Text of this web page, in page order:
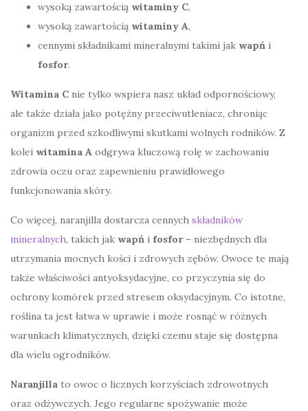
wysoką zawartością witaminy C,
wysoką zawartością witaminy A,
cennymi składnikami mineralnymi takimi jak wapń i
fosfor.
Witamina C nie tylko wspiera nasz układ odpornościowy,
ale także działa jako potężny przeciwutleniacz, chroniąc
organizm przed szkodliwymi skutkami wolnych rodników. Z
kolei witamina A odgrywa kluczową rolę w zachowaniu
zdrowia oczu oraz zapewnieniu prawidłowego
funkcjonowania skóry.
Co więcej, naranjilla dostarcza cennych składników
mineralnych, takich jak wapń i fosfor– niezbędnych dla
utrzymania mocnych kości i zdrowych zębów. Owoce te mają
także właściwości antyoksydacyjne, co przyczynia się do
ochrony komórek przed stresem oksydacyjnym. Co istotne,
roślina ta jest łatwa w uprawie i może rosnąć w różnych
warunkach klimatycznych, dzięki czemu staje się dostępna
dla wielu ogrodników.
Naranjilla to owoc o licznych korzyściach zdrowotnych
oraz odżywczych. Jego regularne spożywanie może